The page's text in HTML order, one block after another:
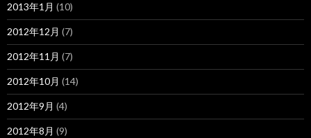
2013年1月 (10)
2012年12月 (7)
2012年11月 (7)
2012年10月 (14)
2012年9月 (4)
2012年8月 (9)